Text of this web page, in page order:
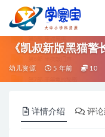
《凯叔新版黑猫
幼儿资源 5 年前 10
详情介绍 评论
全部